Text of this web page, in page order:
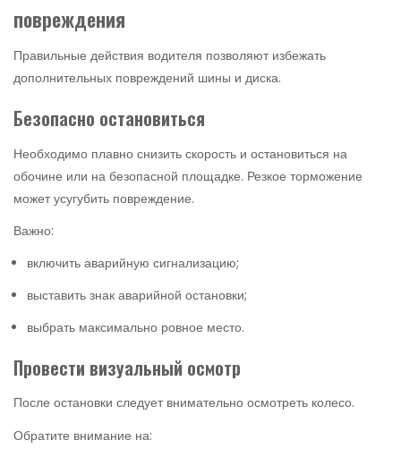
повреждения
Правильные действия водителя позволяют избежать
дополнительных повреждений шины и диска.
Безопасно остановиться
Необходимо плавно снизить скорость и остановиться на
обочине или на безопасной площадке. Резкое торможение
может усугубить повреждение.
Важно:
включить аварийную сигнализацию;
выставить знак аварийной остановки;
выбрать максимально ровное место.
Провести визуальный осмотр
После остановки следует внимательно осмотреть колесо.
Обратите внимание на: